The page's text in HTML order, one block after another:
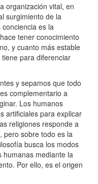
organización vital, en
surgimiento de la
conciencia es la
tener conocimiento
y cuanto más estable
para diferenciar
y sepamos que todo
complementario a
Los humanos
artificiales para explicar
religiones responde a
pero sobre todo es la
busca los modos
humanas mediante la
Por ello, es el origen